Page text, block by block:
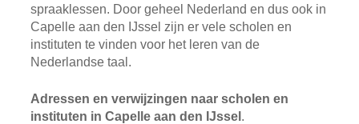
spraaklessen. Door geheel Nederland en dus ook in
Capelle aan den IJssel zijn er vele scholen en
instituten te vinden voor het leren van de
Nederlandse taal.
Adressen en verwijzingen naar scholen en
instituten in Capelle aan den IJssel .